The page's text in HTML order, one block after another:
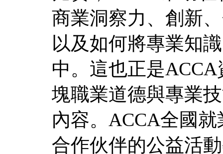
商業洞察力、創新
以及如何將專業知
中。這也正是
塊職業道德與專業
內容。ACCA全國
合作伙伴的公益活